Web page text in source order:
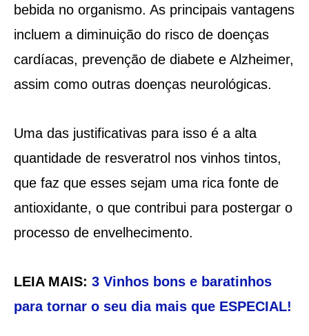
bebida no organismo. As principais vantagens
incluem a diminuição do risco de doenças
cardíacas, prevenção de diabete e Alzheimer,
assim como outras doenças neurológicas.
Uma das justificativas para isso é a alta
quantidade de resveratrol nos vinhos tintos,
que faz que esses sejam uma rica fonte de
antioxidante, o que contribui para postergar o
processo de envelhecimento.
LEIA MAIS: 3 Vinhos bons e baratinhos
para tornar o seu dia mais que ESPECIAL!